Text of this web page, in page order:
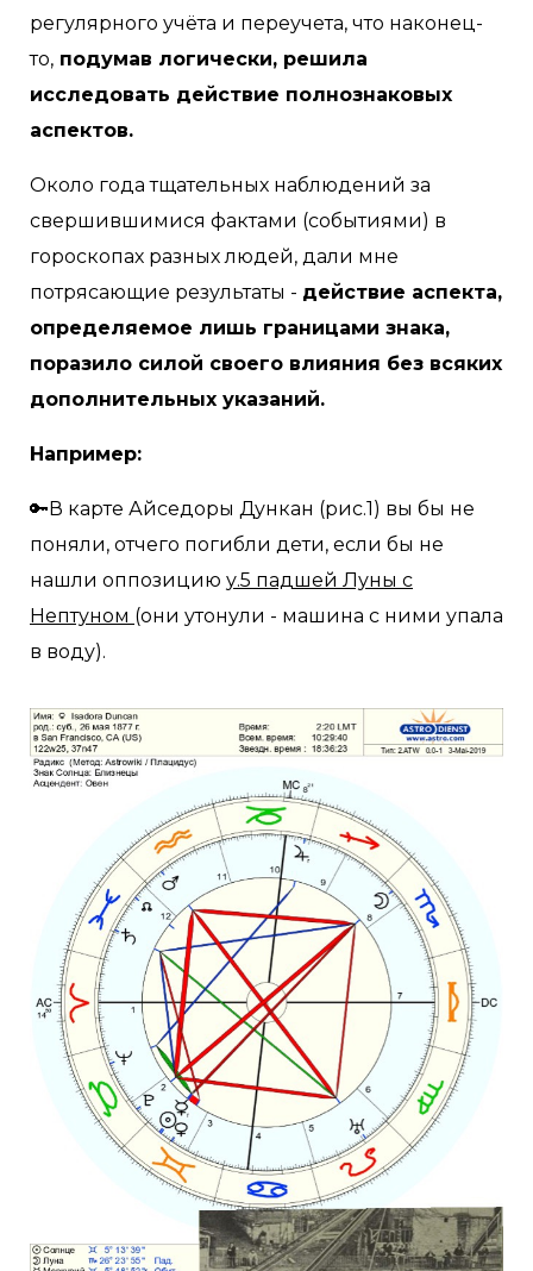
регулярного учёта и переучета, что наконец-
то, подумав логически, решила
исследовать действие полнознаковых
аспектов. ⠀
Около года тщательных наблюдений за
свершившимися фактами (событиями) в
гороскопах разных людей, дали мне
потрясающие результаты - действие аспекта,
определяемое лишь границами знака,
поразило силой своего влияния без всяких
дополнительных указаний. ⠀
Например: ⠀
🔑В карте Айседоры Дункан (рис.1) вы бы не
поняли, отчего погибли дети, если бы не
нашли оппозицию у.5 падшей Луны с
Нептуном (они утонули - машина с ними упала
в воду).⠀